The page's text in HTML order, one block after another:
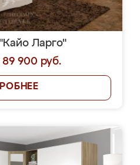
Ларго"
89 900 руб.